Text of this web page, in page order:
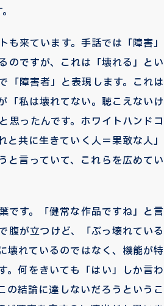
来ています。手話では「障害」
のですが、これは「壊れる」とい
「障害者」と表現します。これは
「私は壊れてない。聴こえないけ
思ったんです。ホワイトハンドコ
共に生きていく人＝果敢な人」
と言っていて、これらを広めてい
す。「健常な作品ですね」と言
腹が立つけど、「ぶっ壊れている
壊れているのではなく、機能が特
。何をきいても「はい」しか言わ
結論に達しないだろうというこ